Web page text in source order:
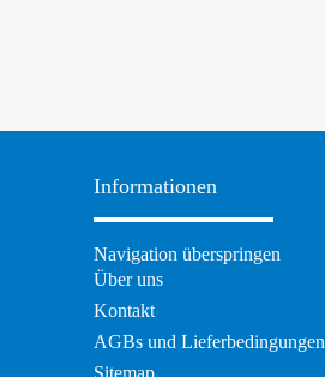
Informationen
Navigation überspringen
Über uns
Kontakt
AGBs und Lieferbedingungen